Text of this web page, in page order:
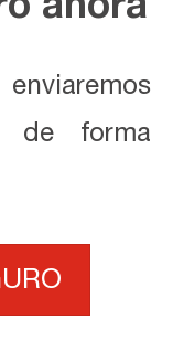
de forma